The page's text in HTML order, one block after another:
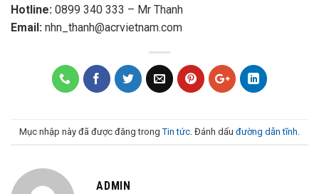
Hotline: 0899 340 333 – Mr Thanh
Email: nhn_thanh@acrvietnam.com
Mục nhập này đã được đăng trongTin tức . Đánh dấu đường dẫn tĩnh
ADMIN